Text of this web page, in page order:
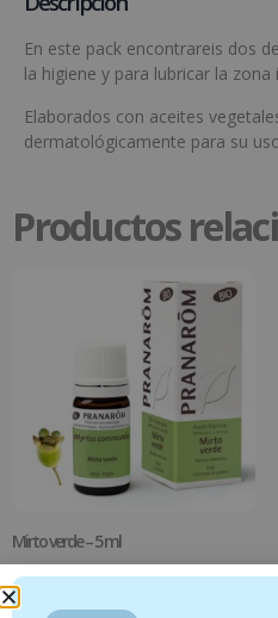
En este pack encontrareis dos
la higiene y para lubricar la zona
Elaborados con aceites
dermatológicamente para su
Productos
Mirto verde – 5 ml
14.95€